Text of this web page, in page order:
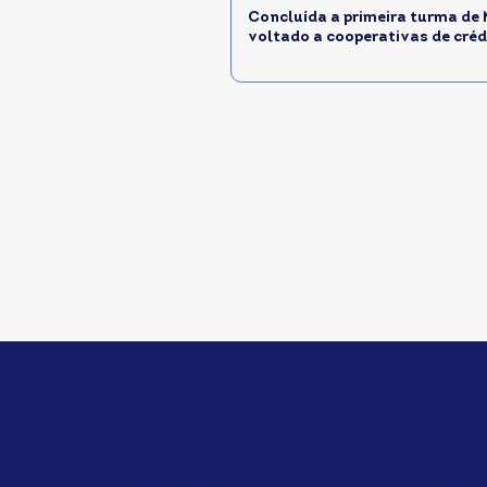
Concluída a primeira turma de
voltado a cooperativas de